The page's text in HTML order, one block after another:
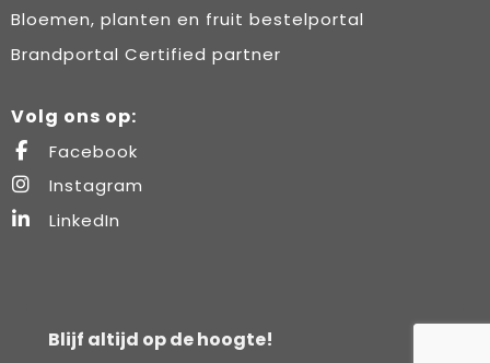
Bloemen, planten en fruit bestelportal
Brandportal Certified partner
Volg ons op:
Facebook
Instagram
LinkedIn
Blijf altijd op de hoogte!